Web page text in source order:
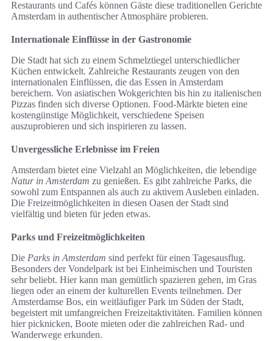
Restaurants und Cafés können Gäste diese traditionellen Gerichte
Amsterdam in authentischer Atmosphäre probieren.
Internationale Einflüsse in der Gastronomie
Die Stadt hat sich zu einem Schmelztiegel unterschiedlicher
Küchen entwickelt. Zahlreiche Restaurants zeugen von den
internationalen Einflüssen, die das Essen in Amsterdam
bereichern. Von asiatischen Wokgerichten bis hin zu italienischen
Pizzas finden sich diverse Optionen. Food-Märkte bieten eine
kostengünstige Möglichkeit, verschiedene Speisen
auszuprobieren und sich inspirieren zu lassen.
Unvergessliche Erlebnisse im Freien
Amsterdam bietet eine Vielzahl an Möglichkeiten, die lebendige
Natur in Amsterdam zu genießen. Es gibt zahlreiche Parks, die
sowohl zum Entspannen als auch zu aktivem Ausleben einladen.
Die Freizeitmöglichkeiten in diesen Oasen der Stadt sind
vielfältig und bieten für jeden etwas.
Parks und Freizeitmöglichkeiten
Die Parks in Amsterdam sind perfekt für einen Tagesausflug.
Besonders der Vondelpark ist bei Einheimischen und Touristen
sehr beliebt. Hier kann man gemütlich spazieren gehen, im Gras
liegen oder an einem der kulturellen Events teilnehmen. Der
Amsterdamse Bos, ein weitläufiger Park im Süden der Stadt,
begeistert mit umfangreichen Freizeitaktivitäten. Familien können
hier picknicken, Boote mieten oder die zahlreichen Rad- und
Wanderwege erkunden.